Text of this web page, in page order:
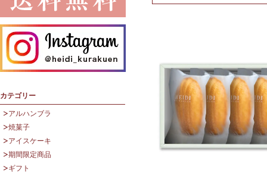
カテゴリー
アルハンブラ
焼菓子
アイスケーキ
期間限定商品
ギフト